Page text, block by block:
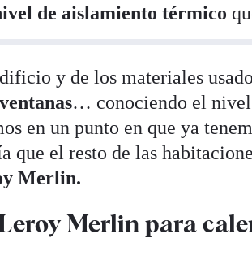
de aislamiento térmico
y de los materiales
… conociendo el nivel
en un punto en que ya
que el resto de las
Merlin.
Merlin para